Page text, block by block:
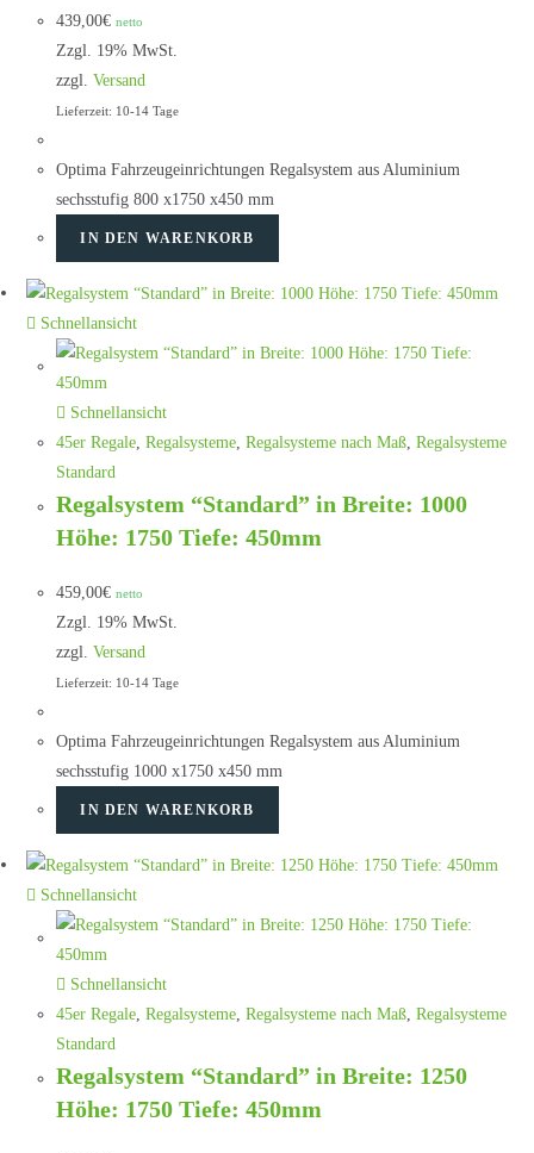
439,00€ netto
Zzgl. 19% MwSt.
zzgl.Versand
Lieferzeit: 10-14 Tage
Optima Fahrzeugeinrichtungen Regalsystem aus Aluminium
sechsstufig 800 x1750 x450 mm
IN DEN WARENKORB
Schnellansicht
Schnellansicht
45er Regale,Regalsysteme,Regalsysteme nach Maß,Regalsysteme
Standard
Regalsystem “Standard” in Breite: 1000
Höhe: 1750 Tiefe: 450mm
459,00€ netto
Zzgl. 19% MwSt.
zzgl.Versand
Lieferzeit: 10-14 Tage
Optima Fahrzeugeinrichtungen Regalsystem aus Aluminium
sechsstufig 1000 x1750 x450 mm
IN DEN WARENKORB
Schnellansicht
Schnellansicht
45er Regale ,Regalsysteme ,Regalsysteme nach Maß ,Regalsysteme
Standard
Regalsystem “Standard” in Breite: 1250
Höhe: 1750 Tiefe: 450mm